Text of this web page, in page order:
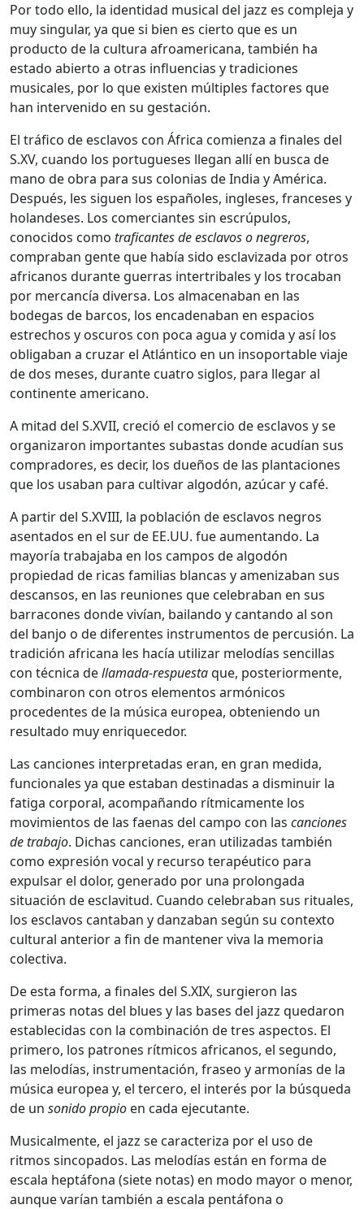
Por todo ello, la identidad musical del jazz es compleja y
muy singular, ya que si bien es cierto que es un
producto de la cultura afroamericana, también ha
estado abierto a otras influencias y tradiciones
musicales, por lo que existen múltiples factores que
han intervenido en su gestación.
El tráfico de esclavos con África comienza a finales del
S.XV, cuando los portugueses llegan allí en busca de
mano de obra para sus colonias de India y América.
Después, les siguen los españoles, ingleses, franceses y
holandeses. Los comerciantes sin escrúpulos,
conocidos como traficantes de esclavos o negreros,
compraban gente que había sido esclavizada por otros
africanos durante guerras intertribales y los trocaban
por mercancía diversa. Los almacenaban en las
bodegas de barcos, los encadenaban en espacios
estrechos y oscuros con poca agua y comida y así los
obligaban a cruzar el Atlántico en un insoportable viaje
de dos meses, durante cuatro siglos, para llegar al
continente americano.
A mitad del S.XVII, creció el comercio de esclavos y se
organizaron importantes subastas donde acudían sus
compradores, es decir, los dueños de las plantaciones
que los usaban para cultivar algodón, azúcar y café.
A partir del S.XVIII, la población de esclavos negros
asentados en el sur de EE.UU. fue aumentando. La
mayoría trabajaba en los campos de algodón
propiedad de ricas familias blancas y amenizaban sus
descansos, en las reuniones que celebraban en sus
barracones donde vivían, bailando y cantando al son
del banjo o de diferentes instrumentos de percusión. La
tradición africana les hacía utilizar melodías sencillas
con técnica dellamada-respuestaque, posteriormente,
combinaron con otros elementos armónicos
procedentes de la música europea, obteniendo un
resultado muy enriquecedor.
Las canciones interpretadas eran, en gran medida,
funcionales ya que estaban destinadas a disminuir la
fatiga corporal, acompañando rítmicamente los
movimientos de las faenas del campo con las canciones
de trabajo. Dichas canciones, eran utilizadas también
como expresión vocal y recurso terapéutico para
expulsar el dolor, generado por una prolongada
situación de esclavitud. Cuando celebraban sus rituales,
los esclavos cantaban y danzaban según su contexto
cultural anterior a fin de mantener viva la memoria
colectiva.
De esta forma, a finales del S.XIX, surgieron las
primeras notas del blues y las bases del jazz quedaron
establecidas con la combinación de tres aspectos. El
primero, los patrones rítmicos africanos, el segundo,
las melodías, instrumentación, fraseo y armonías de la
música europea y, el tercero, el interés por la búsqueda
de un sonido propio en cada ejecutante.
Musicalmente, el jazz se caracteriza por el uso de
ritmos sincopados. Las melodías están en forma de
escala heptáfona (siete notas) en modo mayor o menor,
aunque varían también a escala pentáfona o